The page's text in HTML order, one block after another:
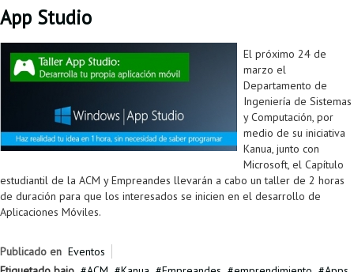
App Studio
El próximo 24 de
marzo el
Departamento de
Ingeniería de Sistemas
y Computación, por
medio de su iniciativa
Kanua, junto con
Microsoft, el Capítulo
estudiantil de la ACM y Empreandes llevarán a cabo un taller de 2 horas
de duración para que los interesados se inicien en el desarrollo de
Aplicaciones Móviles.
Publicado en Eventos